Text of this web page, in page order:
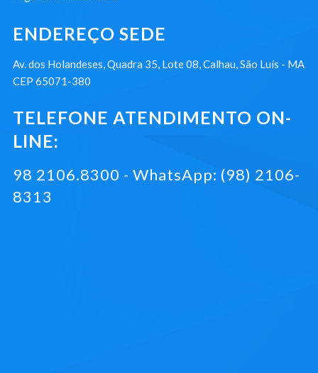
ENDEREÇO SEDE
Av. dos Holandeses, Quadra 35, Lote 08, Calhau, São Luís - MA
CEP 65071-380
TELEFONE ATENDIMENTO ON-
LINE:
98 2106.8300 - WhatsApp: (98) 2106-
8313